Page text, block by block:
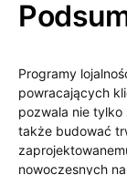
Programy
powracających
pozwala nie
także budować
nowoczesnych